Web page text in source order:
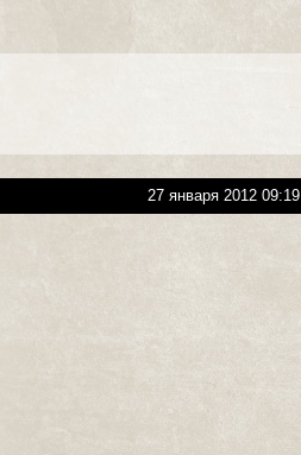
27 января 2012 09:19